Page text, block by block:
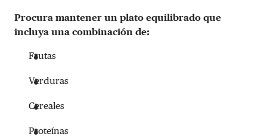
Procura mantener un plato equilibrado que
incluya una combinación de:
Frutas
Verduras
Cereales
Proteínas